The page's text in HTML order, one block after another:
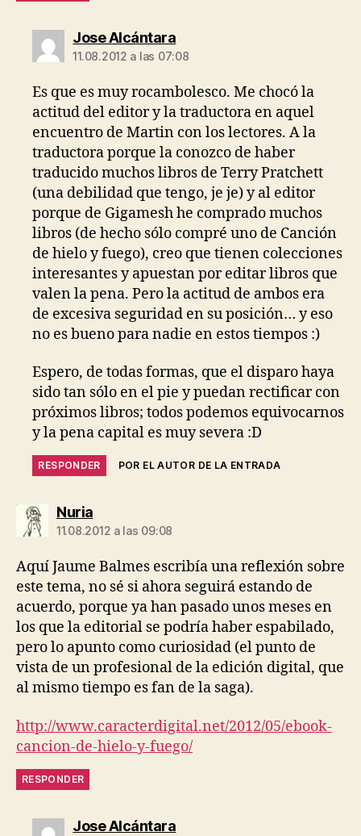
Jose Alcántaradice:
11.08.2012 a las 07:08
Es que es muy rocambolesco. Me chocó la
actitud del editor y la traductora en aquel
encuentro de Martin con los lectores. A la
traductora porque la conozco de haber
traducido muchos libros de Terry Pratchett
(una debilidad que tengo, je je) y al editor
porque de Gigamesh he comprado muchos
libros (de hecho sólo compré uno de Canción
de hielo y fuego), creo que tienen colecciones
interesantes y apuestan por editar libros que
valen la pena. Pero la actitud de ambos era
de excesiva seguridad en su posición… y eso
no es bueno para nadie en estos tiempos :)
Espero, de todas formas, que el disparo haya
sido tan sólo en el pie y puedan rectificar con
próximos libros; todos podemos equivocarnos
y la pena capital es muy severa :D
RESPONDER POR EL AUTOR DE LA ENTRADA
Nuriadice:
11.08.2012 a las 09:08
Aquí Jaume Balmes escribía una reflexión sobre
este tema, no sé si ahora seguirá estando de
acuerdo, porque ya han pasado unos meses en
los que la editorial se podría haber espabilado,
pero lo apunto como curiosidad (el punto de
vista de un profesional de la edición digital, que
al mismo tiempo es fan de la saga).
http://www.caracterdigital.net/2012/05/ebook-
cancion-de-hielo-y-fuego/
RESPONDER
Jose Alcántaradice: